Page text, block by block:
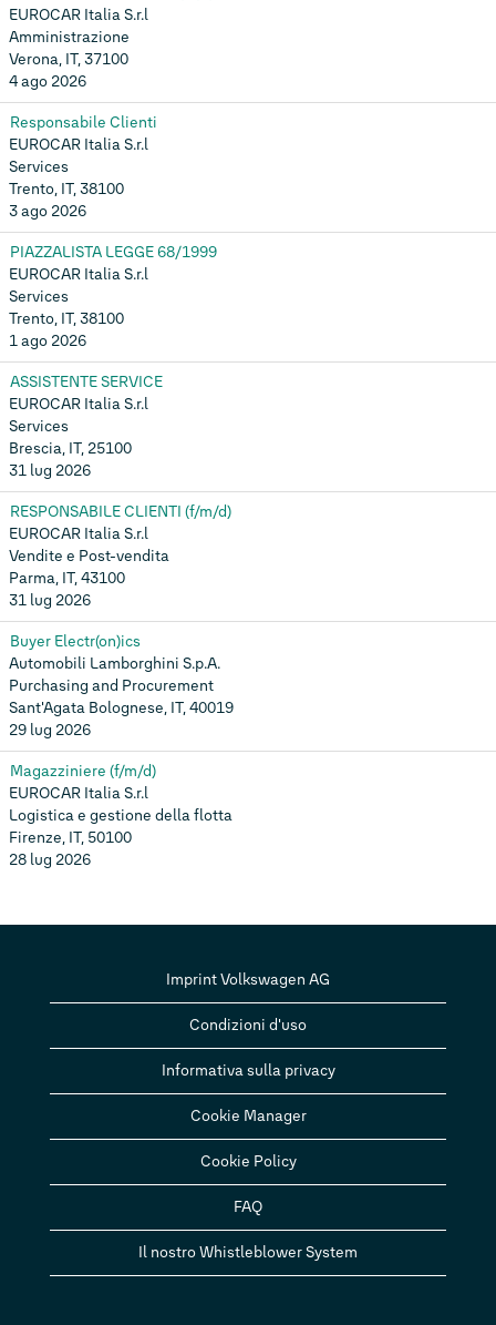
EUROCAR Italia S.r.l
Amministrazione
Verona, IT, 37100
4 ago 2026
Responsabile Clienti
EUROCAR Italia S.r.l
Services
Trento, IT, 38100
3 ago 2026
PIAZZALISTA LEGGE 68/1999
EUROCAR Italia S.r.l
Services
Trento, IT, 38100
1 ago 2026
ASSISTENTE SERVICE
EUROCAR Italia S.r.l
Services
Brescia, IT, 25100
31 lug 2026
RESPONSABILE CLIENTI (f/m/d)
EUROCAR Italia S.r.l
Vendite e Post-vendita
Parma, IT, 43100
31 lug 2026
Buyer Electr(on)ics
Automobili Lamborghini S.p.A.
Purchasing and Procurement
Sant'Agata Bolognese, IT, 40019
29 lug 2026
Magazziniere (f/m/d)
EUROCAR Italia S.r.l
Logistica e gestione della flotta
Firenze, IT, 50100
28 lug 2026
Imprint Volkswagen AG
Condizioni d'uso
Informativa sulla privacy
Cookie Manager
Cookie Policy
FAQ
Il nostro Whistleblower System